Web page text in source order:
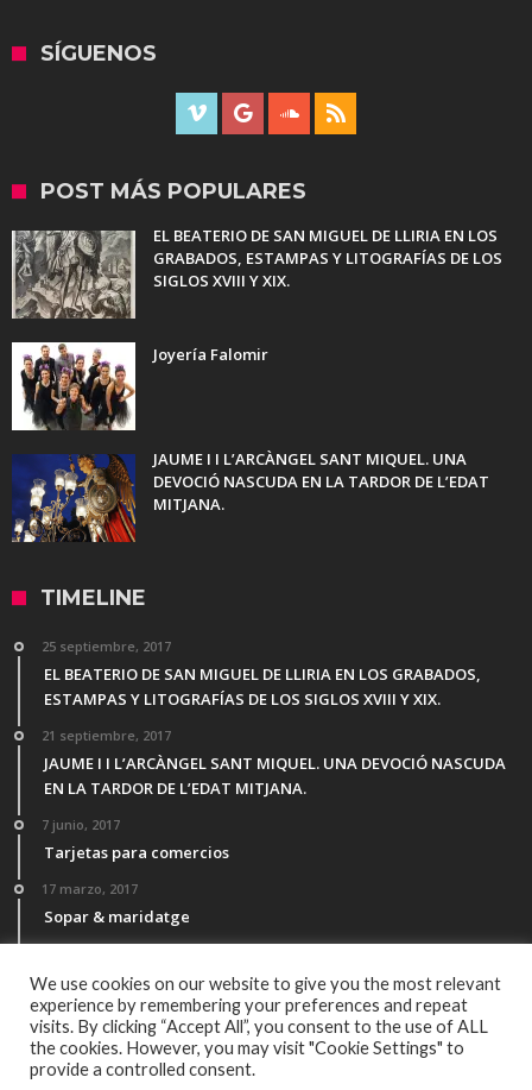
SÍGUENOS
POST MÁS POPULARES
EL BEATERIO DE SAN MIGUEL DE LLIRIA EN LOS
GRABADOS, ESTAMPAS Y LITOGRAFÍAS DE LOS
SIGLOS XVIII Y XIX.
Joyería Falomir
JAUME I I L’ARCÀNGEL SANT MIQUEL. UNA
DEVOCIÓ NASCUDA EN LA TARDOR DE L’EDAT
MITJANA.
TIMELINE
25 septiembre, 2017
EL BEATERIO DE SAN MIGUEL DE LLIRIA EN LOS GRABADOS,
ESTAMPAS Y LITOGRAFÍAS DE LOS SIGLOS XVIII Y XIX.
21 septiembre, 2017
JAUME I I L’ARCÀNGEL SANT MIQUEL. UNA DEVOCIÓ NASCUDA
EN LA TARDOR DE L’EDAT MITJANA.
7 junio, 2017
Tarjetas para comercios
17 marzo, 2017
Sopar & maridatge
Menú Desgutación Segle XXI
We use cookies on our website to give you the most relevant
experience by remembering your preferences and repeat
visits. By clicking “Accept All”, you consent to the use of ALL
the cookies. However, you may visit "Cookie Settings" to
provide a controlled consent.